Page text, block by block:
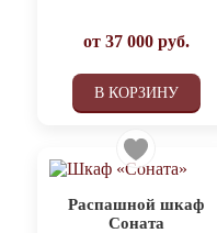
от 37 000руб.
В КОРЗИНУ
Распашной шкаф
Соната